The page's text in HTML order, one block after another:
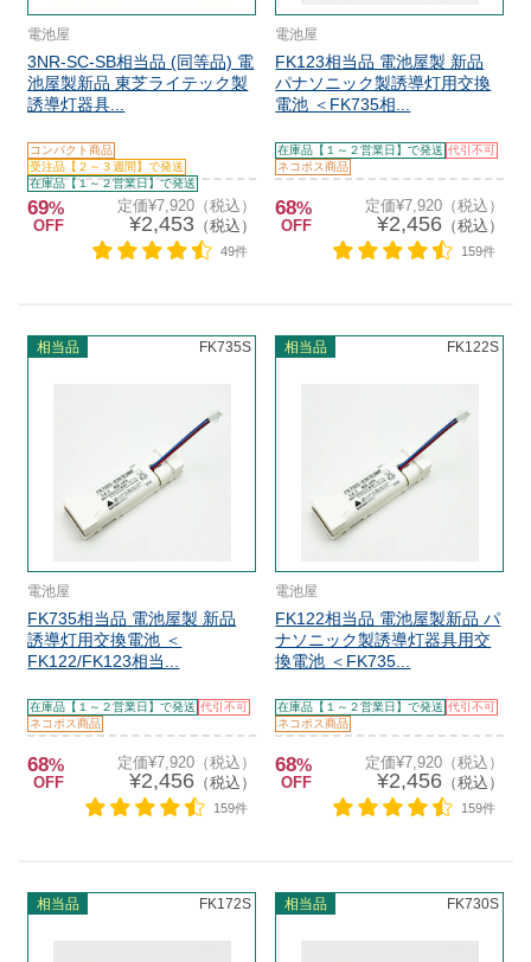
電池屋
3NR-SC-SB相当品 (同等品) 電
池屋製新品 東芝ライテック製
誘導灯器具...
コンパクト商品
受注品【２～３週間】で発送
在庫品【１～２営業日】で発送
69%
OFF
定価¥7,920（税込）
¥2,453（税込）
49件
電池屋
FK123相当品 電池屋製 新品
パナソニック製誘導灯用交換
電池 ＜FK735相...
在庫品【１～２営業日】で発送 代引不可
ネコポス商品
68%
OFF
定価¥7,920（税込）
¥2,456（税込）
159件
相当品 FK735S
電池屋
FK735相当品 電池屋製 新品
誘導灯用交換電池 ＜
FK122/FK123相当...
在庫品【１～２営業日】で発送 代引不可
ネコポス商品
68%
OFF
定価¥7,920（税込）
¥2,456（税込）
159件
相当品 FK122S
電池屋
FK122相当品 電池屋製新品 パ
ナソニック製誘導灯器具用交
換電池 ＜FK735...
在庫品【１～２営業日】で発送 代引不可
ネコポス商品
68%
OFF
定価¥7,920（税込）
¥2,456（税込）
159件
相当品 FK172S 相当品 FK730S